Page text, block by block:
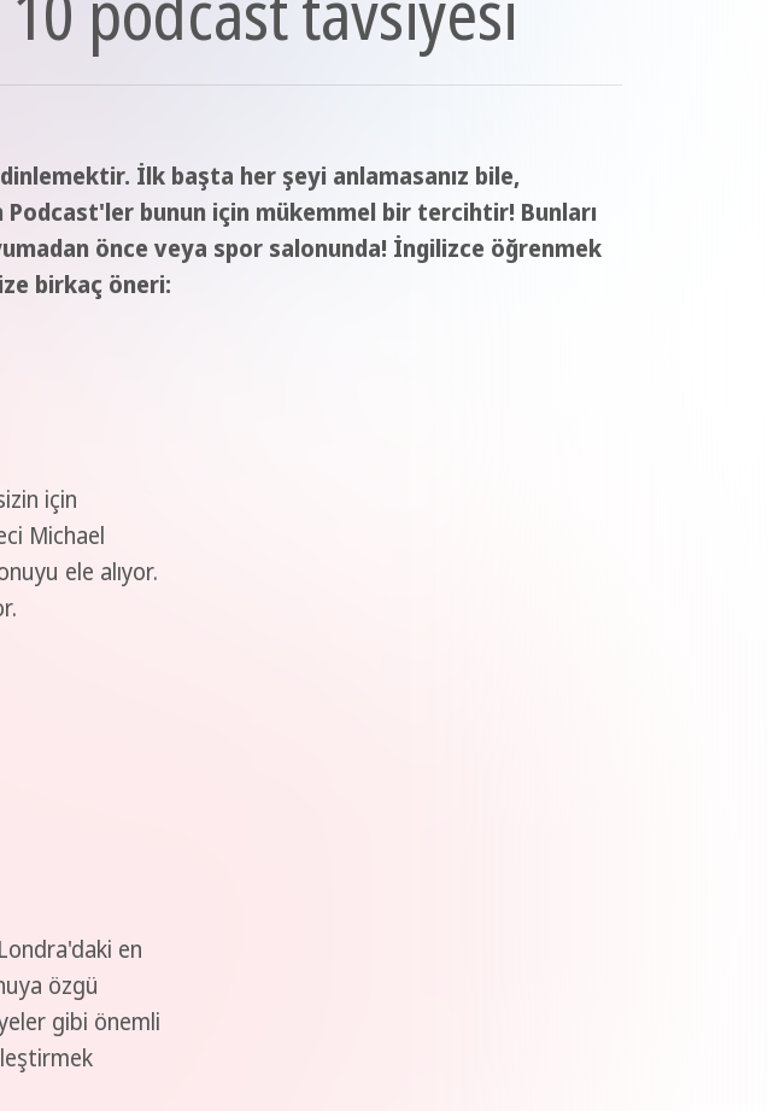
İlk başta her şeyi anlamasanız bile,
Podcast'ler bunun için mükemmel bir tercihtir! Bunları
önce veya spor salonunda! İngilizce öğrenmek
birkaç öneri:
için
Michael
ele alıyor.
en
özgü
gibi önemli